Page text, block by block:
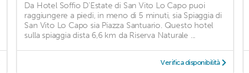
Da Hotel Soffio D'Estate di San Vito Lo Capo puoi
raggiungere a piedi, in meno di 5 minuti, sia Spiaggia di
San Vito Lo Capo sia Piazza Santuario. Questo hotel
sulla spiaggia dista 6,6 km da Riserva Naturale ...
Verifica disponibilità